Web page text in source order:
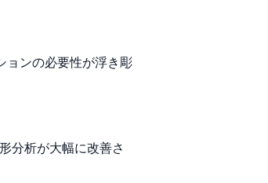
ョンの必要性が浮き彫
分析が大幅に改善さ